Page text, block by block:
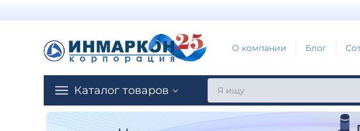
О компании Блог
Каталог товаров